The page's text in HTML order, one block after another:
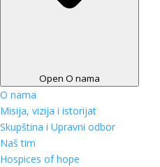
Open O nama
O nama
Misija, vizija i istorijat
Skupština i Upravni odbor
Naš tim
Hospices of hope